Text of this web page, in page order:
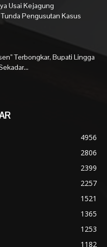
Usai Kejagung
Pengusutan Kasus
Terbongkar, Bupati Lingga
4956
2806
2399
2257
1521
1365
1253
1182